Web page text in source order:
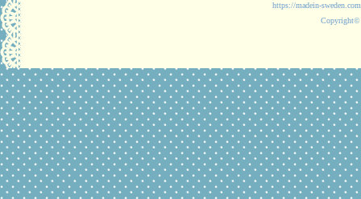
https://madein-
Copyright©